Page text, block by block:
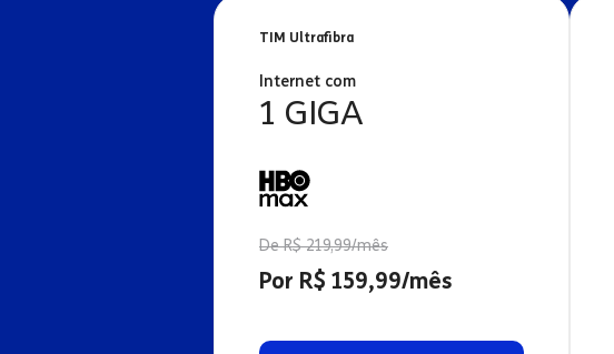
TIM Ultrafibra
Internet com
1 GIGA
De R$ 219,99/mês
Por R$ 159,99/mês